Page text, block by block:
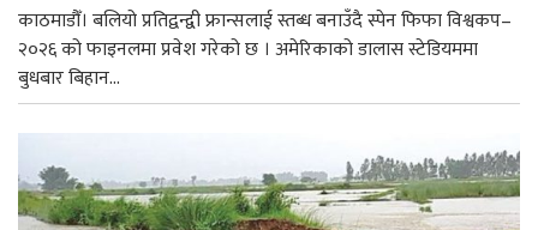
काठमाडौँ। बलियो प्रतिद्वन्द्वी फ्रान्सलाई स्तब्ध बनाउँदै स्पेन फिफा विश्वकप–
२०२६ को फाइनलमा प्रवेश गरेको छ । अमेरिकाको डालास स्टेडियममा
बुधबार बिहान...